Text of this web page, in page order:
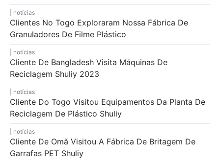
notícias
Clientes No Togo Exploraram Nossa Fábrica De
Granuladores De Filme Plástico
notícias
Cliente De Bangladesh Visita Máquinas De
Reciclagem Shuliy 2023
notícias
Cliente Do Togo Visitou Equipamentos Da Planta De
Reciclagem De Plástico Shuliy
notícias
Cliente De Omã Visitou A Fábrica De Britagem De
Garrafas PET Shuliy